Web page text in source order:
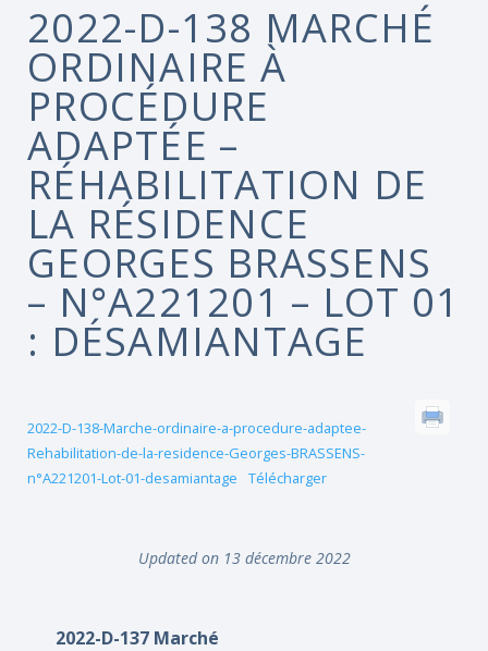
2022-D-138 MARCHÉ
ORDINAIRE À
PROCÉDURE
ADAPTÉE –
RÉHABILITATION DE
LA RÉSIDENCE
GEORGES BRASSENS
– N°A221201 – LOT 01
: DÉSAMIANTAGE
2022-D-138-Marche-ordinaire-a-procedure-adaptee-
Rehabilitation-de-la-residence-Georges-BRASSENS-
n°A221201-Lot-01-desamiantage
Télécharger
Updated on 13 décembre 2022
2022-D-137 Marché